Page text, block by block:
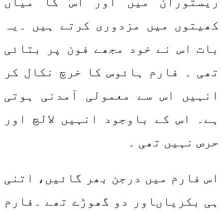
کھیتوں میں مزدوری کرتے ہیں ۔یہ
بات اس نے خود مجھے فون پر بتائی
تھی ۔ فارم ہائوس کا خرچ نکال کر
انہیں اس سے معمولی آمدنی ہوتی
ہے۔ اس کے باوجود انہیں لالچ اور
حرص نہیں تھی ۔
اس فارم میں درجن بھر گائیں، اتنی
ہی بکریاںاور دو گھوڑے تھے ۔فارم